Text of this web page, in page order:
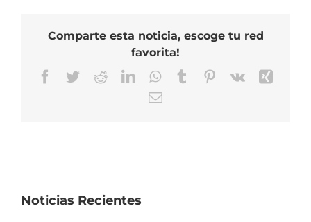
Comparte esta noticia, escoge tu red
favorita!
Facebook
TwitterRedditLinkedInWhatsApp
TumblrPinterest
Vk
Xing
Correo
Noticias Recientes